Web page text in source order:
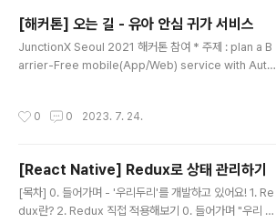
크릿 챔버는 이야기를 따라가며 사건의 진실을 파헤치는
미스터리 텍스트 로그라이크 게임입니다. 과연 주인공은
자신이 누구인지를 기억해내고 방을 탈출할 수 있을까요?
*** 2022년 11월 11일부터 13일까지 2박3일 동안 진행
히 좋아하는지라 언젠가 꼭 게..
[해커톤] 오는 길 - 유아 안심 귀가 서비스
JunctionX Seoul 2021 해커톤 참여 * 주제 : plan a B
arrier-Free mobile(App/Web) service with Auto
* 서비스 이름 : 오는 길 * 서비스 소개 : AutoCrypt의 F
리티 서비스 * 담당 포지션 : 서버 개발자 * React로 개발
됨 * Node.js, MySQL, Sequelize ORM, Amazon E
C2, Amazon RDS 사용 * Github 링크 : ..
0 0 2023. 7. 24.
[React Native] Redux로 상태 관리하기
[목차] 0. 들어가며 - '우리두리'를 개발하고 있어요! 1. Re
dux란? 2. Redux 직접 적용해보기 0. 들어가며 "우리 둘